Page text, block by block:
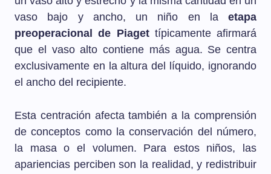
vaso bajo y ancho, un niño en la etapa
preoperacional de Piagettípicamente afirmará
que el vaso alto contiene más agua. Se centra
exclusivamente en la altura del líquido, ignorando
el ancho del recipiente.
Esta centración afecta también a la comprensión
de conceptos como la conservación del número,
la masa o el volumen. Para estos niños, las
apariencias perciben son la realidad, y redistribuir